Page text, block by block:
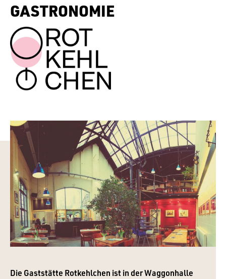
GASTRONOMIE
Die Gaststätte Rotkehlchen ist in der Waggonhalle